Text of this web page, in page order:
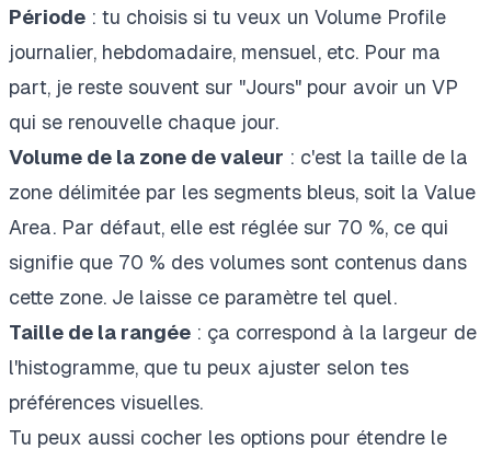
Période : tu choisis si tu veux un Volume Profile
journalier, hebdomadaire, mensuel, etc. Pour ma
part, je reste souvent sur "Jours" pour avoir un VP
qui se renouvelle chaque jour.
Volume de la zone de valeur : c'est la taille de la
zone délimitée par les segments bleus, soit la Value
Area. Par défaut, elle est réglée sur 70 %, ce qui
signifie que 70 % des volumes sont contenus dans
cette zone. Je laisse ce paramètre tel quel.
Taille de la rangée : ça correspond à la largeur de
l'histogramme, que tu peux ajuster selon tes
préférences visuelles.
Tu peux aussi cocher les options pour étendre le